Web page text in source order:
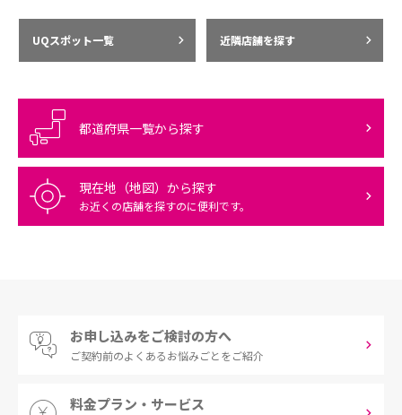
UQスポット一覧 近隣店舗を探す
都道府県一覧から探す
現在地（地図）から探す
お近くの店舗を探すのに便利です。
お申し込みをご検討の方へ
ご契約前のよくあるお悩みごとをご紹介
料金プラン・サービス